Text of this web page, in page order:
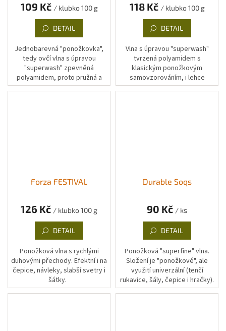
109 Kč / klubko 100 g
DETAIL
Jednobarevná "ponožkovka",
tedy ovčí vlna s úpravou
"superwash" zpevněná
polyamidem, proto pružná a
odolná nejen na ponožky.
118 Kč / klubko 100 g
DETAIL
Vlna s úpravou "superwash"
tvrzená polyamidem s
klasickým ponožkovým
samovzorováním, i lehce
sprejovým pruhováním.
Forza FESTIVAL
126 Kč / klubko 100 g
DETAIL
Ponožková vlna s rychlými
duhovými přechody. Efektní i na
čepice, návleky, slabší svetry i
šátky.
Durable Soqs
90 Kč / ks
DETAIL
Ponožková "superfine" vlna.
Složení je "ponožkové", ale
využití univerzální (tenčí
rukavice, šály, čepice i hračky).